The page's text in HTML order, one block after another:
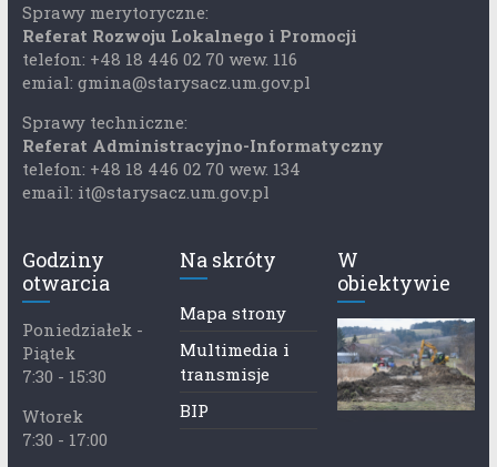
Sprawy merytoryczne:
Referat Rozwoju Lokalnego i Promocji
telefon: +48 18 446 02 70 wew. 116
emial: gmina@starysacz.um.gov.pl
Sprawy techniczne:
Referat Administracyjno-Informatyczny
telefon: +48 18 446 02 70 wew. 134
email: it@starysacz.um.gov.pl
Godziny
otwarcia
Poniedziałek -
Piątek
7:30 - 15:30
Wtorek
7:30 - 17:00
Na skróty
Mapa strony
Multimedia i
transmisje
BIP
W
obiektywie